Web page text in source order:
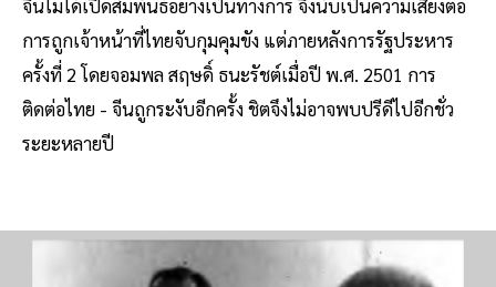
จีนไม่ได้เปิดสัมพันธ์อย่างเป็นทางการ จึงนับเป็นความเสี่ยงต่อ
การถูกเจ้าหน้าที่ไทยจับกุมคุมขัง แต่ภายหลังการรัฐประหาร
ครั้งที่ 2 โดยจอมพล สฤษดิ์ ธนะรัชต์เมื่อปี พ.ศ. 2501 การ
ติดต่อไทย - จีนถูกระงับอีกครั้ง ชิตจึงไม่อาจพบปรีดีไปอีกชั่ว
ระยะหลายปี